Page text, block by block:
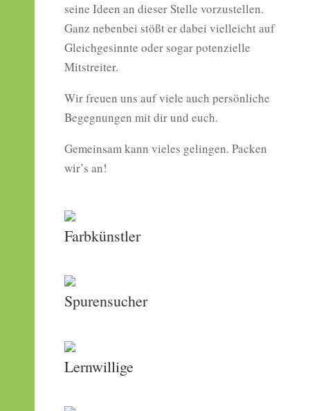
seine Ideen an dieser Stelle vorzustellen.
Ganz nebenbei stößt er dabei vielleicht auf
Gleichgesinnte oder sogar potenzielle
Mitstreiter.
Wir freuen uns auf viele auch persönliche
Begegnungen mit dir und euch.
Gemeinsam kann vieles gelingen. Packen
wir’s an!
Farbkünstler
Spurensucher
Lernwillige